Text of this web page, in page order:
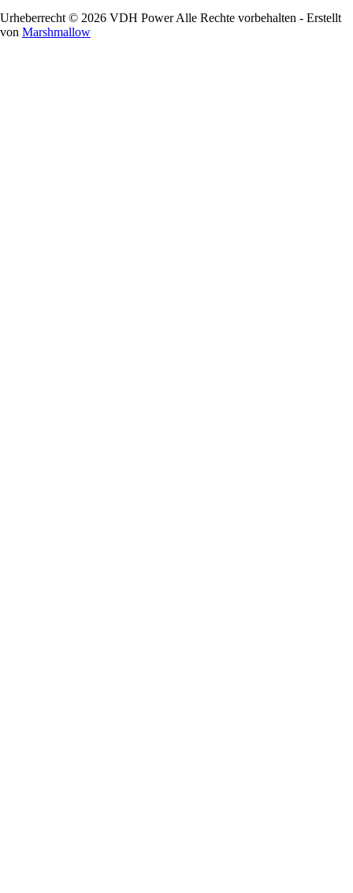
Urheberrecht © 2026 VDH Power Alle Rechte vorbehalten - Erstellt
von Marshmallow